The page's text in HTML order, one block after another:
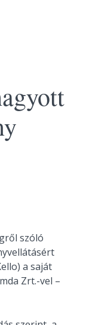
szóló
a saját
Zrt.-vel –